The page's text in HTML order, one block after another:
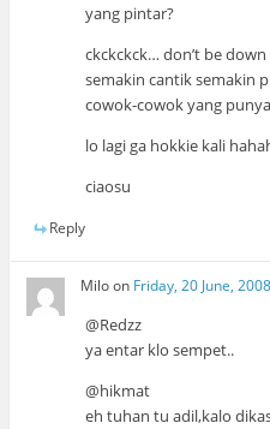
yang pintar?
ckckckck… don’t be
semakin cantik semakin
cowok-cowok yang
lo lagi ga hokkie kali
ciaosu
Reply
Miloon Friday, 20 June,
@Redzz
ya entar klo sempet..
@hikmat
eh tuhan tu adil,kalo